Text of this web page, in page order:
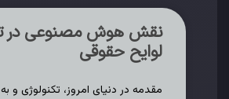
نقش هوش مصنوعی در
لوایح حقوقی
مقدمه در دنیای امروز، تکنولوژی